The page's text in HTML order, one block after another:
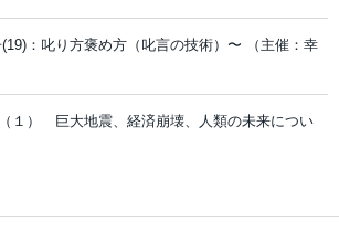
：叱り方褒め方（叱言の技術）〜 （主催：幸
１） 巨大地震、経済崩壊、人類の未来につい